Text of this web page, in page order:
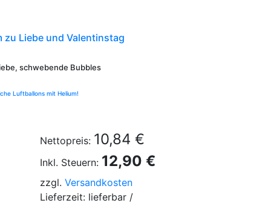
Liebe und Valentinstag
schwebende Bubbles
Luftballons mit Helium!
Nettopreis: 10,84 €
Inkl. Steuern: 12,90 €
zzgl. Versandkosten
Lieferzeit: lieferbar /